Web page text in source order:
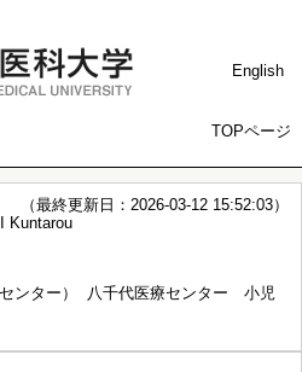
English
TOPページ
（最終更新日：2026-03-12 15:52:03）
Kuntarou
ンター） 八千代医療センター 小児